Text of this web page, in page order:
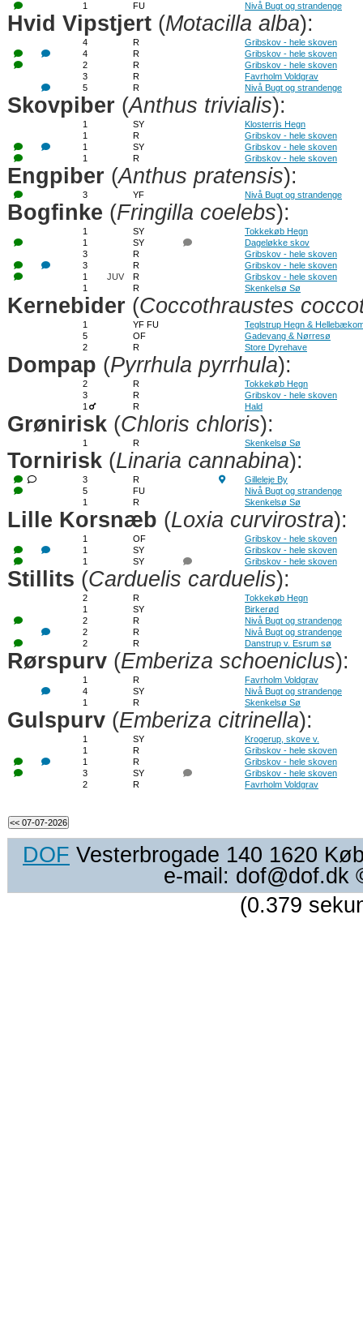
1 FU Nivå Bugt og strandenge
Hvid Vipstjert (Motacilla alba):
4 R
Gribskov - hele skoven
4
R
Gribskov - hele skoven
2
R
Gribskov - hele skoven
3
R
Favrholm Voldgrav
5
R Nivå Bugt og strandenge
Skovpiber (Anthus trivialis):
1 SY
Klosterris Hegn
1
R
Gribskov - hele skoven
1
SY
Gribskov - hele skoven
1
R Gribskov - hele skoven
Engpiber (Anthus pratensis):
3 YF Nivå Bugt og strandenge
Bogfinke (Fringilla coelebs):
1 SY
Tokkekøb Hegn
1
SY
Dageløkke skov
3
R
Gribskov - hele skoven
3
R
Gribskov - hele skoven
1
JUV R
Gribskov - hele skoven
1
R Skenkelsø Sø
Kernebider (Coccothraustes
1 YF FU
Teglstrup Hegn &
5
OF
Gadevang & Nørresø
2
R Store Dyrehave
Dompap (Pyrrhula pyrrhula):
2 R
Tokkekøb Hegn
3
R
Gribskov - hele skoven
1
R Hald
Grønirisk (Chloris chloris):
1 R Skenkelsø Sø
Tornirisk (Linaria cannabina):
3 R
Gilleleje By
5
FU
Nivå Bugt og strandenge
1
R Skenkelsø Sø
Lille Korsnæb (Loxia curvirostra):
1 OF
Gribskov - hele skoven
1
SY
Gribskov - hele skoven
1
SY Gribskov - hele skoven
Stillits (Carduelis carduelis):
2 R
Tokkekøb Hegn
1
SY
Birkerød
2
R
Nivå Bugt og strandenge
2
R
Nivå Bugt og strandenge
2
R Danstrup v. Esrum sø
Rørspurv (Emberiza schoeniclus):
1 R
Favrholm Voldgrav
4
SY
Nivå Bugt og strandenge
1
R Skenkelsø Sø
Gulspurv (Emberiza citrinella):
1 SY
Krogerup, skove v.
1
R
Gribskov - hele skoven
1
R
Gribskov - hele skoven
3
SY
Gribskov - hele skoven
2
R Favrholm Voldgrav
DOF Vesterbrogade 140 1620
e-mail: dof@dof.dk
(0.379